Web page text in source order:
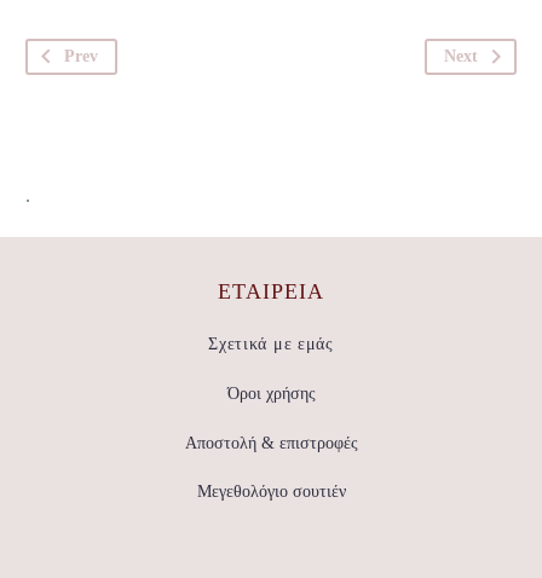
Prev Next
.
ΕΤΑΙΡΕΊΑ
Σχετικά με εμάς
Όροι χρήσης
Αποστολή & επιστροφές
Μεγεθολόγιο σουτιέν